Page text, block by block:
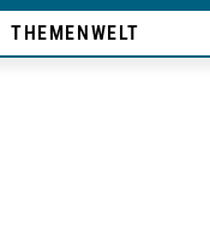
THEMENWELT